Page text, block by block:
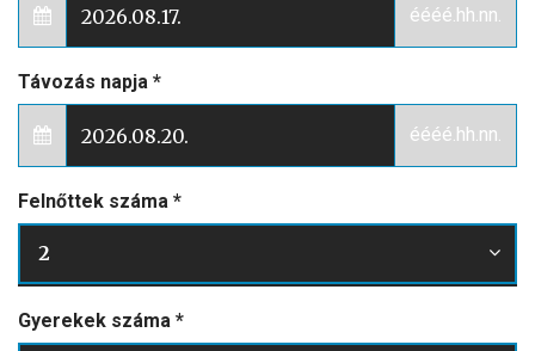
éééé.hh.nn.
Távozás napja *
éééé.hh.nn.
Felnőttek száma *
2
Gyerekek száma *